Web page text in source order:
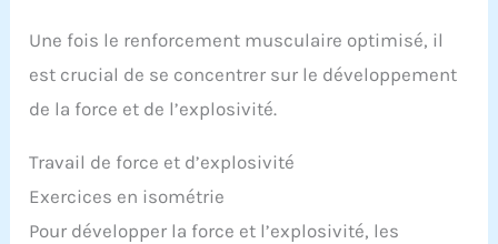
Une fois le renforcement musculaire optimisé, il
est crucial de se concentrer sur le développement
de la force et de l’explosivité.
Travail de force et d’explosivité
Exercices en isométrie
Pour développer la force et l’explosivité, les